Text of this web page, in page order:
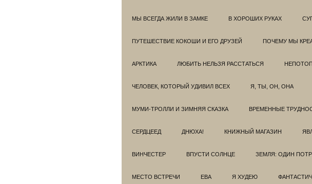
МЫ ВСЕГДА ЖИЛИ В ЗАМКЕ В ХОРОШИХ РУКАХ
ПУТЕШЕСТВИЕ КОКОШИ И ЕГО ДРУЗЕЙ ПОЧЕМУ МЫ
АРКТИКА ЛЮБИТЬ НЕЛЬЗЯ РАССТАТЬСЯ
ЧЕЛОВЕК, КОТОРЫЙ УДИВИЛ ВСЕХ Я, ТЫ, ОН, ОНА
МУМИ-ТРОЛЛИ И ЗИМНЯЯ СКАЗКА ВРЕМЕННЫЕ
СЕРДЦЕЕД ДНЮХА! КНИЖНЫЙ МАГАЗИН
ВИНЧЕСТЕР ВПУСТИ СОЛНЦЕ ЗЕМЛЯ: ОДИН
МЕСТО ВСТРЕЧИ ЕВА Я ХУДЕЮ